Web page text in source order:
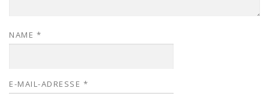
NAME *
E-MAIL-ADRESSE *